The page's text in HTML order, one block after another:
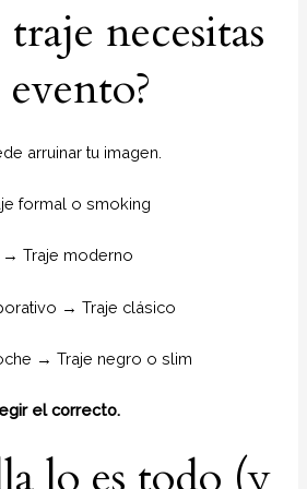
necesitas
arruinar tu imagen.
formal o smoking
→ Traje moderno
→ Traje clásico
→ Traje negro o slim
el correcto.